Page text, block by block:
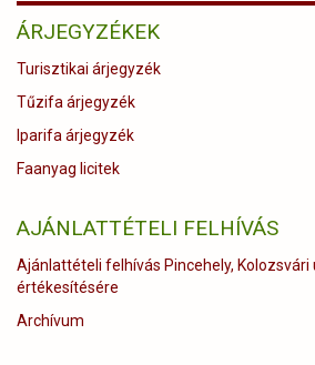
ÁRJEGYZÉKEK
Turisztikai árjegyzék
Tűzifa árjegyzék
Iparifa árjegyzék
Faanyag licitek
AJÁNLATTÉTELI FELHÍVÁS
Ajánlattételi felhívás Pincehely, Kolozsvári
értékesítésére
Archívum